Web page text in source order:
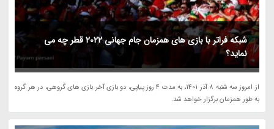
شبکه فراتر با بازی های همزمان جام جهانی 2022 قطر چه می
نماید؟
از امروز سه شنبه 8 آذر 1401، به مدت 4 روز پیاپی، دو بازی آخر بازی های گروهی، در هر گروه
به طور همزمان برگزار خواهد شد.